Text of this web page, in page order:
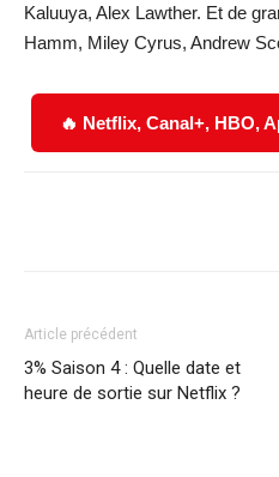
Kaluuya, Alex Lawther. Et de
Hamm, Miley Cyrus, Andrew
🔥 Netflix, Canal+, HBO,
Article précédent
3% Saison 4 : Quelle date et
heure de sortie sur Netflix ?